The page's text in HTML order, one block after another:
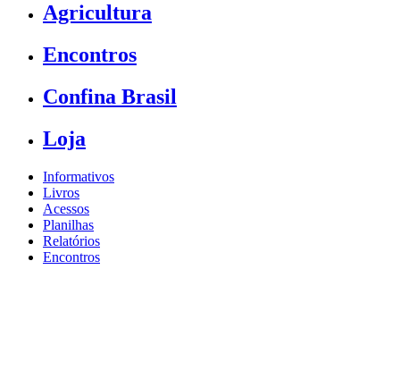
Agricultura
Encontros
Confina Brasil
Loja
Informativos
Livros
Acessos
Planilhas
Relatórios
Encontros